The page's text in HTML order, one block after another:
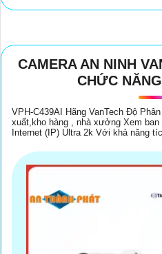
CAMERA AN NINH
CHỨC
VPH-C439AI Hãng VanTech Độ
xuất,kho hàng , nhà xưởng Xem ban
Internet (IP) Ultra 2k Với khả năng